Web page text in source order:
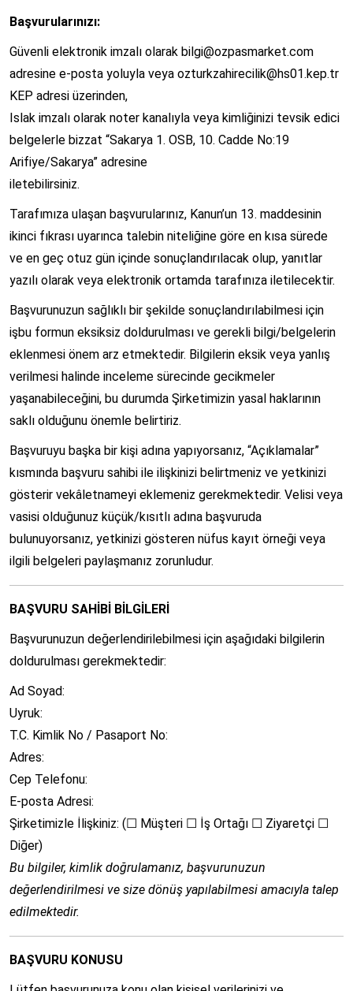
Başvurularınızı:
Güvenli elektronik imzalı olarak bilgi@ozpasmarket.com
adresine e-posta yoluyla veya ozturkzahirecilik@hs01.kep.tr
KEP adresi üzerinden,
Islak imzalı olarak noter kanalıyla veya kimliğinizi tevsik edici
belgelerle bizzat “Sakarya 1. OSB, 10. Cadde No:19
Arifiye/Sakarya” adresine
iletebilirsiniz.
Tarafımıza ulaşan başvurularınız, Kanun’un 13. maddesinin
ikinci fıkrası uyarınca talebin niteliğine göre en kısa sürede
ve en geç otuz gün içinde sonuçlandırılacak olup, yanıtlar
yazılı olarak veya elektronik ortamda tarafınıza iletilecektir.
Başvurunuzun sağlıklı bir şekilde sonuçlandırılabilmesi için
işbu formun eksiksiz doldurulması ve gerekli bilgi/belgelerin
eklenmesi önem arz etmektedir. Bilgilerin eksik veya yanlış
verilmesi halinde inceleme sürecinde gecikmeler
yaşanabileceğini, bu durumda Şirketimizin yasal haklarının
saklı olduğunu önemle belirtiriz.
Başvuruyu başka bir kişi adına yapıyorsanız, “Açıklamalar”
kısmında başvuru sahibi ile ilişkinizi belirtmeniz ve yetkinizi
gösterir vekâletnameyi eklemeniz gerekmektedir. Velisi veya
vasisi olduğunuz küçük/kısıtlı adına başvuruda
bulunuyorsanız, yetkinizi gösteren nüfus kayıt örneği veya
ilgili belgeleri paylaşmanız zorunludur.
BAŞVURU SAHİBİ BİLGİLERİ
Başvurunuzun değerlendirilebilmesi için aşağıdaki bilgilerin
doldurulması gerekmektedir:
Ad Soyad:
Uyruk:
T.C. Kimlik No / Pasaport No:
Adres:
Cep Telefonu:
E-posta Adresi:
Şirketimizle İlişkiniz: (☐ Müşteri ☐ İş Ortağı ☐ Ziyaretçi ☐
Diğer)
Bu bilgiler, kimlik doğrulamanız, başvurunuzun
değerlendirilmesi ve size dönüş yapılabilmesi amacıyla talep
edilmektedir.
BAŞVURU KONUSU